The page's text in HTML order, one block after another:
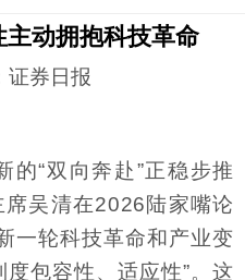
动拥抱科技革命
证券日报
的“双向奔赴”正稳步推
吴清在2026陆家嘴论
一轮科技革命和产业变
包容性、适应性”。这